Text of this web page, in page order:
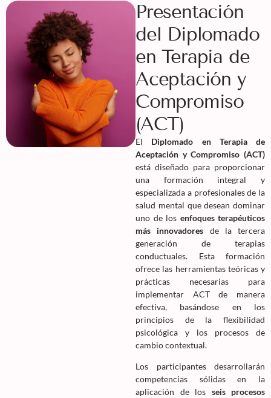
Presentación
del Diplomado
en Terapia de
Aceptación y
Compromiso
(ACT)
El Diplomado en Terapia de
Aceptación y Compromiso (ACT)
está diseñado para proporcionar
una formación integral y
especializada a profesionales de la
salud mental que desean dominar
uno de los enfoques terapéuticos
más innovadores de la tercera
generación de terapias
conductuales. Esta formación
ofrece las herramientas teóricas y
prácticas necesarias para
implementar ACT de manera
efectiva, basándose en los
principios de la flexibilidad
psicológica y los procesos de
cambio contextual.
Los participantes desarrollarán
competencias sólidas en la
aplicación de los seis procesos